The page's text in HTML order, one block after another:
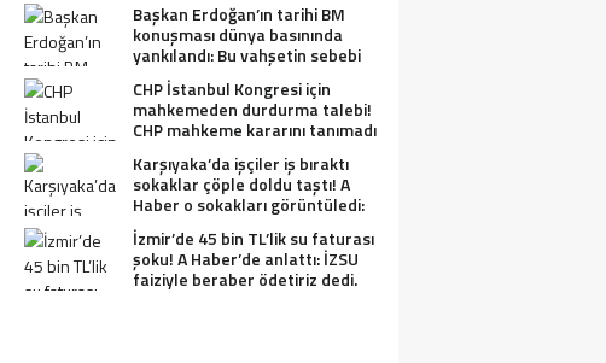
Başkan Erdoğan’ın tarihi BM
konuşması dünya basınında
yankılandı: Bu vahşetin sebebi
olabilir mi?
CHP İstanbul Kongresi için
mahkemeden durdurma talebi!
CHP mahkeme kararını tanımadı
Karşıyaka’da işçiler iş bıraktı
sokaklar çöple doldu taştı! A
Haber o sokakları görüntüledi:
Fareler cirit atıyor
İzmir’de 45 bin TL’lik su faturası
şoku! A Haber’de anlattı: İZSU
faiziyle beraber ödetiriz dedi.